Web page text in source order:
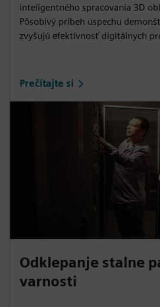
inteligentného spracovania 3D
Pôsobivý príbeh úspechu
zvyšujú efektívnosť digitálnych
Prečítajte si
Odklepanje stalne
varnosti